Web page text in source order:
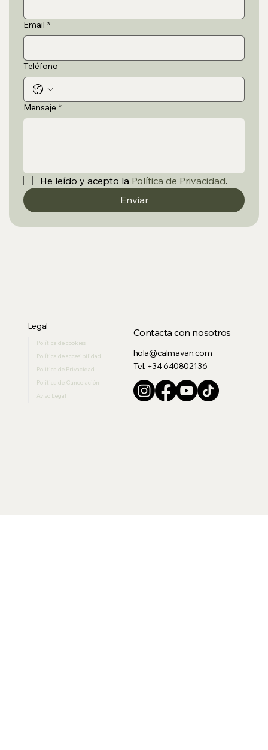
Email *
Teléfono
Mensaje *
He leído y acepto la Política de Privacidad.
Enviar
Legal
Política de cookies
Política de accesibilidad
Politica de Privacidad
Política de Cancelación
Aviso Legal
Contacta con nosotros
hola@calmavan.com
Tel. +34 640802136